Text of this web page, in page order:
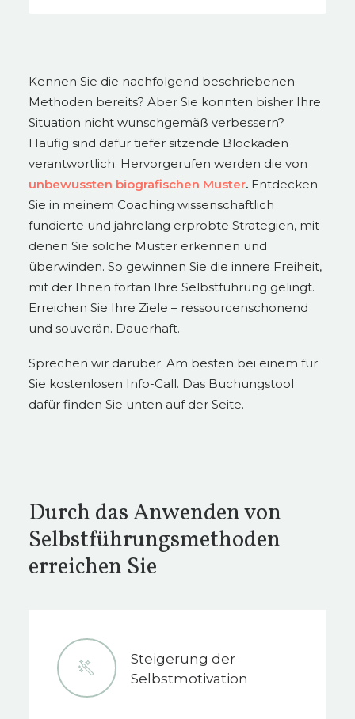
Kennen Sie die nachfolgend beschriebenen
Methoden bereits? Aber Sie konnten bisher Ihre
Situation nicht wunschgemäß verbessern?
Häufig sind dafür tiefer sitzende Blockaden
verantwortlich. Hervorgerufen werden die von
unbewussten biografischen Muster. Entdecken
Sie in meinem Coaching wissenschaftlich
fundierte und jahrelang erprobte Strategien, mit
denen Sie solche Muster erkennen und
überwinden. So gewinnen Sie die innere Freiheit,
mit der Ihnen fortan Ihre Selbstführung gelingt.
Erreichen Sie Ihre Ziele – ressourcenschonend
und souverän. Dauerhaft.
Sprechen wir darüber. Am besten bei einem für
Sie kostenlosen Info-Call. Das Buchungstool
dafür finden Sie unten auf der Seite.
Durch das Anwenden von
Selbstführungsmethoden
erreichen Sie
Steigerung der
Selbstmotivation